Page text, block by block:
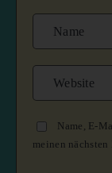
Name, E-
meinen